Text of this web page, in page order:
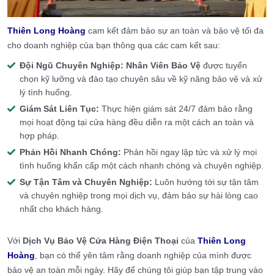
Thiên Long Hoàng cam kết đảm bảo sự an toàn và bảo vệ tối đa
cho doanh nghiệp của bạn thông qua các cam kết sau:
Đội Ngũ Chuyên Nghiệp: Nhân Viên Bảo Vệ được tuyển
chọn kỹ lưỡng và đào tạo chuyên sâu về kỹ năng bảo vệ và xử
lý tình huống.
Giám Sát Liên Tục: Thực hiện giám sát 24/7 đảm bảo rằng
mọi hoạt động tại cửa hàng đều diễn ra một cách an toàn và
hợp pháp.
Phản Hồi Nhanh Chóng: Phản hồi ngay lập tức và xử lý mọi
tình huống khẩn cấp một cách nhanh chóng và chuyên nghiệp.
Sự Tận Tâm và Chuyên Nghiệp: Luôn hướng tới sự tận tâm
và chuyên nghiệp trong mọi dịch vụ, đảm bảo sự hài lòng cao
nhất cho khách hàng.
Với Dịch Vụ Bảo Vệ Cửa Hàng Điện Thoại của Thiên Long
Hoàng , bạn có thể yên tâm rằng doanh nghiệp của mình được
bảo vệ an toàn mỗi ngày. Hãy để chúng tôi giúp bạn tập trung vào